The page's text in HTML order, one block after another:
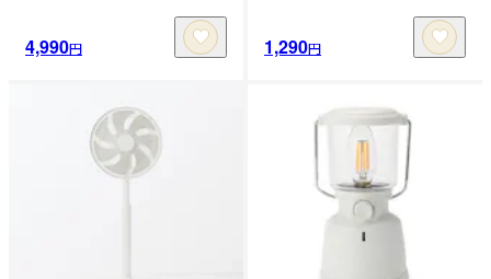
4,990円 1,290円